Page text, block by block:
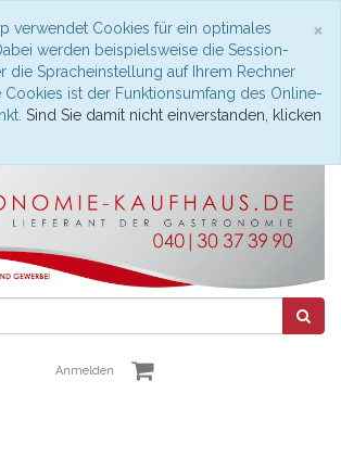
×
verwendet Cookies für ein optimales
werden beispielsweise die Session-
die Spracheinstellung auf Ihrem Rechner
Cookies ist der Funktionsumfang des Online-
Sind Sie damit nicht einverstanden, klicken
Anmelden